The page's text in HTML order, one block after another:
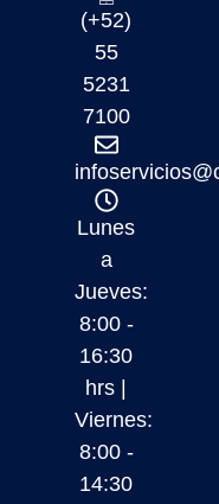
(+52)
55
5231
7100
Lunes
a
Jueves:
8:00 -
16:30
hrs |
Viernes:
8:00 -
14:30